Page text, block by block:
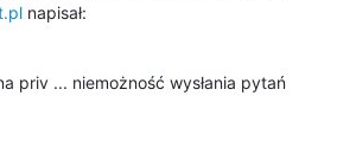
napisał:
priv ... niemożność wysłania pytań